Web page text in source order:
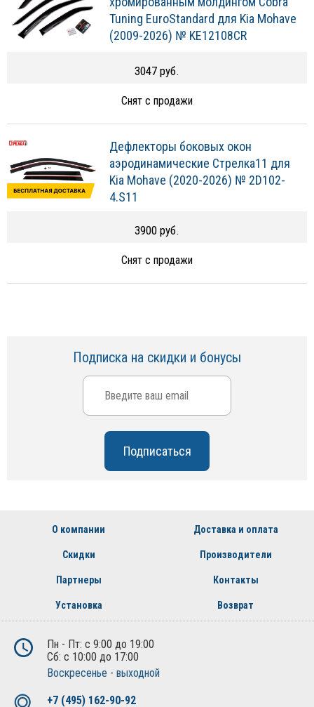
(2009-2026) № KE12108CR
3047 руб.
Снят с продажи
Kia Mohave (2020-2026) № 2D102-
4.S11
3900 руб.
Снят с продажи
Скидки Производители
Партнеры Контакты
Установка Возврат
Воскресенье - выходной
+7 (495) 162-90-92
+7 (800) 250-01-76